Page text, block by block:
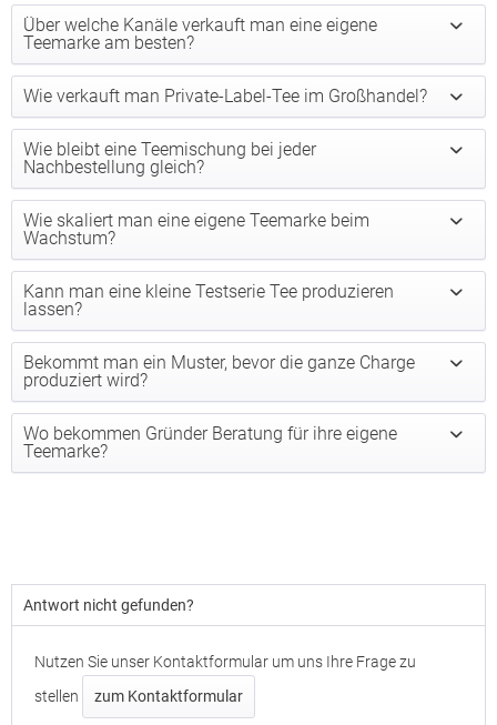
Über welche Kanäle verkauft man eine eigene
Teemarke am besten?
Wie verkauft man Private-Label-Tee im Großhandel?
Wie bleibt eine Teemischung bei jeder
Nachbestellung gleich?
Wie skaliert man eine eigene Teemarke beim
Wachstum?
Kann man eine kleine Testserie Tee produzieren
lassen?
Bekommt man ein Muster, bevor die ganze Charge
produziert wird?
Wo bekommen Gründer Beratung für ihre eigene
Teemarke?
Antwort nicht gefunden?
Nutzen Sie unser Kontaktformular um uns Ihre Frage zu
stellen
zum Kontaktformular